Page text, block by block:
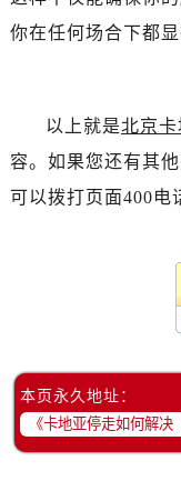
你在任何场合下都显
以上就是北京
容。如果您还有其
可以拨打页面400电
本页永久地址：